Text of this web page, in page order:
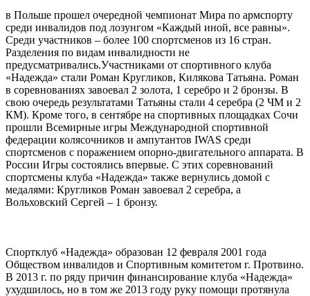
в Польше прошел очередной чемпионат Мира по армспорту
среди инвалидов под лозунгом «Каждый иной, все равны».
Среди участников – более 100 спортсменов из 16 стран.
Разделения по видам инвалидности не
предусматривались.Участниками от спортивного клуба
«Надежда» стали Роман Кругликов, Килякова Татьяна. Роман
в соревнованиях завоевал 2 золота, 1 серебро и 2 бронзы. В
свою очередь результатами Татьяны стали 4 серебра (2 ЧМ и 2
КМ). Кроме того, в сентябре на спортивных площадках Сочи
прошли Всемирные игры Международной спортивной
федерации колясочников и ампутантов IWAS среди
спортсменов с поражением опорно-двигательного аппарата. В
России Игры состоялись впервые. С этих соревнований
спортсмены клуба «Надежда» также вернулись домой с
медалями: Кругликов Роман завоевал 2 серебра, а
Вольховский Сергей – 1 бронзу.
Спортклуб «Надежда» образован 12 февраля 2001 года
Обществом инвалидов и Спортивным комитетом г. Протвино.
В 2013 г. по ряду причин финансирование клуба «Надежда»
ухудшилось, но в том же 2013 году руку помощи протянула